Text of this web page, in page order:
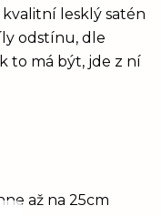
lesklý satén
odstínu, dle
to má být, jde z ní
až na 25cm